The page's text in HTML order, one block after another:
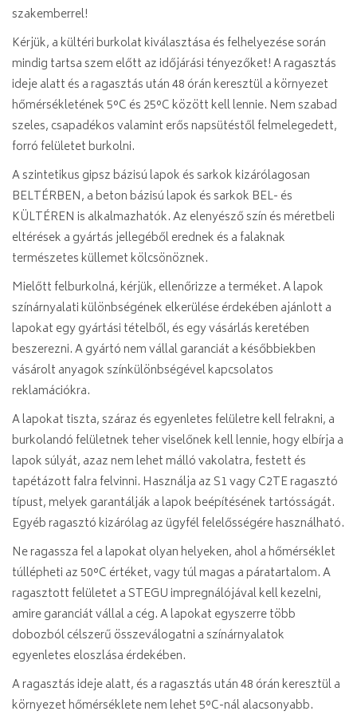
szakemberrel!
Kérjük, a kültéri burkolat kiválasztása és felhelyezése során
mindig tartsa szem előtt az időjárási tényezőket! A ragasztás
ideje alatt és a ragasztás után 48 órán keresztül a környezet
hőmérsékletének 5°C és 25°C között kell lennie. Nem szabad
szeles, csapadékos valamint erős napsütéstől felmelegedett,
forró felületet burkolni.
A szintetikus gipsz bázisú lapok és sarkok kizárólagosan
BELTÉRBEN, a beton bázisú lapok és sarkok BEL- és
KÜLTÉREN is alkalmazhatók. Az elenyésző szín és méretbeli
eltérések a gyártás jellegéből erednek és a falaknak
természetes küllemet kölcsönöznek.
Mielőtt felburkolná, kérjük, ellenőrizze a terméket. A lapok
színárnyalati különbségének elkerülése érdekében ajánlott a
lapokat egy gyártási tételből, és egy vásárlás keretében
beszerezni. A gyártó nem vállal garanciát a későbbiekben
vásárolt anyagok színkülönbségével kapcsolatos
reklamációkra.
A lapokat tiszta, száraz és egyenletes felületre kell felrakni, a
burkolandó felületnek teher viselőnek kell lennie, hogy elbírja a
lapok súlyát, azaz nem lehet málló vakolatra, festett és
tapétázott falra felvinni. Használja az S1 vagy C2TE ragasztó
típust, melyek garantálják a lapok beépítésének tartósságát.
Egyéb ragasztó kizárólag az ügyfél felelősségére használható.
Ne ragassza fel a lapokat olyan helyeken, ahol a hőmérséklet
túllépheti az 50°C értéket, vagy túl magas a páratartalom. A
ragasztott felületet a STEGU impregnálójával kell kezelni,
amire garanciát vállal a cég. A lapokat egyszerre több
dobozból célszerű összeválogatni a színárnyalatok
egyenletes eloszlása érdekében.
A ragasztás ideje alatt, és a ragasztás után 48 órán keresztül a
környezet hőmérséklete nem lehet 5°C-nál alacsonyabb.